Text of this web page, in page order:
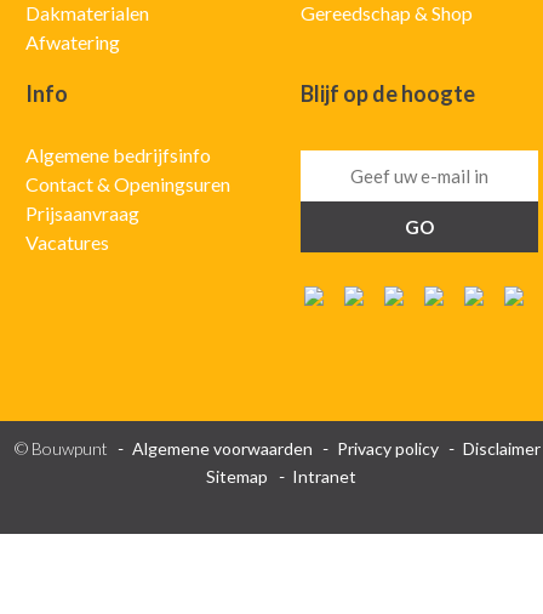
Dakmaterialen
Afwatering
Gereedschap & Shop
Info
Algemene bedrijfsinfo
Contact & Openingsuren
Prijsaanvraag
Vacatures
Blijf op de hoogte
© Bouwpunt Algemene voorwaarden Privacy policy
Disclaimer
Sitemap
Intranet